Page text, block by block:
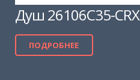
Душ 26106C35-CRX
ПОДРОБНЕЕ